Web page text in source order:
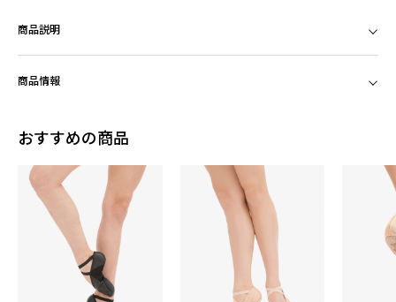
商品説明
商品情報
おすすめの商品